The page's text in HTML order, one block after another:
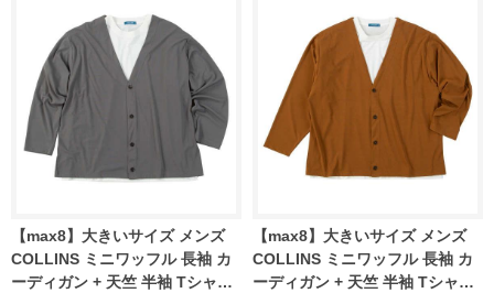
【max8】大きいサイズ メンズ
COLLINS ミニワッフル 長袖 カ
ーディガン + 天竺 半袖 Tシャツ
【max8】大きいサイズ メンズ
COLLINS ミニワッフル 長袖 カ
ーディガン + 天竺 半袖 Tシャツ